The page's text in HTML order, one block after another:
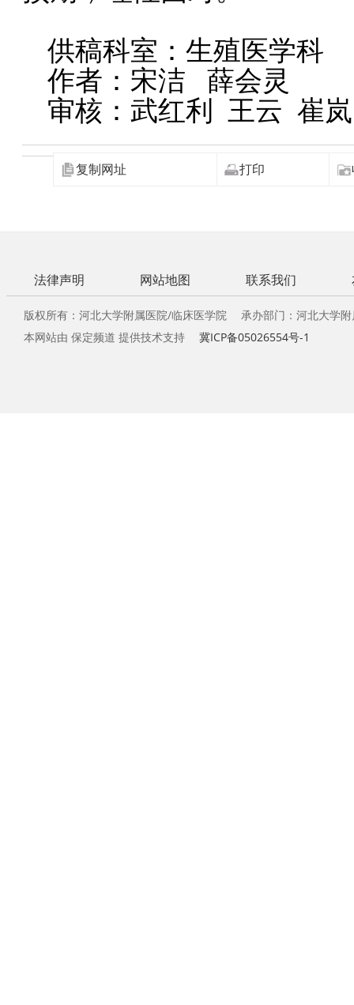
供稿科室：生殖医学科
作者：宋洁 薛会灵
审核：武红利 王云 崔岚
复制网址 打印
法律声明 网站地图 联系我们
版权所有：河北大学附属医院/临床医学院 承办部门：河北大学
本网站由 保定频道 提供技术支持 冀ICP备05026554号-1